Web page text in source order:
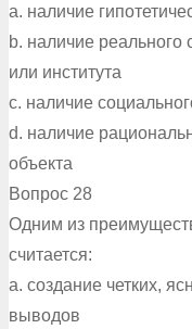
a. наличие
b. наличие реального
или института
c. наличие
d. наличие
объекта
Вопрос 28
Одним из
считается:
a. создание четких,
выводов